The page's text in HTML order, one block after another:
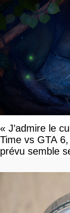
« J’admire le
Time vs GTA
prévu semble